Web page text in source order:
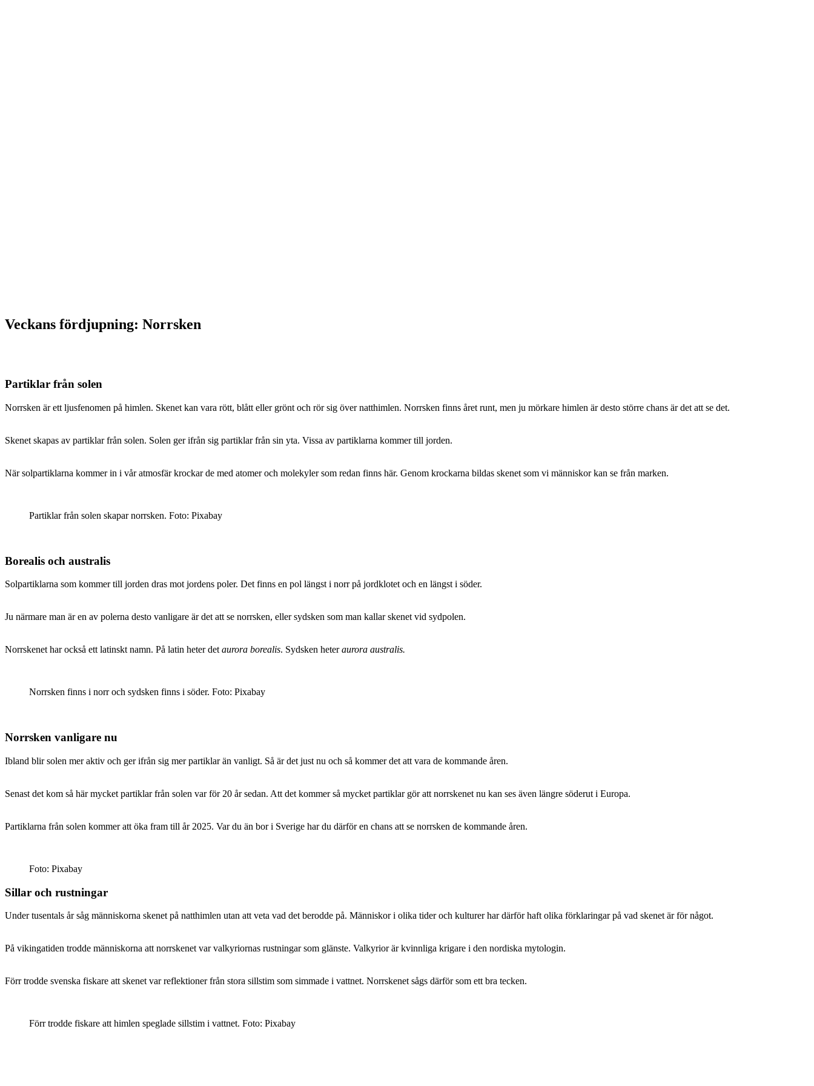
Veckans fördjupning: Norrsken
Partiklar från solen
Norrsken är ett ljusfenomen på himlen. Skenet kan vara rött, blått eller grönt och rör sig över natthimlen. Norrsken finns året runt, men ju mörkare himlen är desto större chans är det att se det.
Skenet skapas av partiklar från solen. Solen ger ifrån sig partiklar från sin yta. Vissa av partiklarna kommer till jorden.
När solpartiklarna kommer in i vår atmosfär krockar de med atomer och molekyler som redan finns här. Genom krockarna bildas skenet som vi människor kan se från marken.
Partiklar från solen skapar norrsken. Foto: Pixabay
Borealis och australis
Solpartiklarna som kommer till jorden dras mot jordens poler. Det finns en pol längst i norr på jordklotet och en längst i söder.
Ju närmare man är en av polerna desto vanligare är det att se norrsken, eller sydsken som man kallar skenet vid sydpolen.
Norrskenet har också ett latinskt namn. På latin heter detaurora borealis. Sydsken heteraurora australis.
Norrsken finns i norr och sydsken finns i söder. Foto: Pixabay
Norrsken vanligare nu
Ibland blir solen mer aktiv och ger ifrån sig mer partiklar än vanligt. Så är det just nu och så kommer det att vara de kommande åren.
Senast det kom så här mycket partiklar från solen var för 20 år sedan. Att det kommer så mycket partiklar gör att norrskenet nu kan ses även längre söderut i Europa.
Partiklarna från solen kommer att öka fram till år 2025. Var du än bor i Sverige har du därför en chans att se norrsken de kommande åren.
Foto: Pixabay
Sillar och rustningar
Under tusentals år såg människorna skenet på natthimlen utan att veta vad det berodde på. Människor i olika tider och kulturer har därför haft olika förklaringar på vad skenet är för något.
På vikingatiden trodde människorna att norrskenet var valkyriornas rustningar som glänste. Valkyrior är kvinnliga krigare i den nordiska mytologin.
Förr trodde svenska fiskare att skenet var reflektioner från stora sillstim som simmade i vattnet. Norrskenet sågs därför som ett bra tecken.
Förr trodde fiskare att himlen speglade sillstim i vattnet. Foto: Pixabay